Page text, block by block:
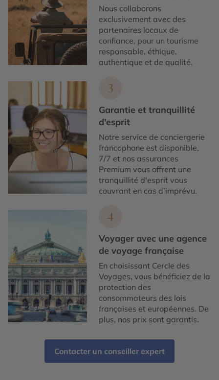
Nous collaborons
exclusivement avec des
partenaires locaux de
confiance, pour un tourisme
responsable, éthique,
authentique et de qualité.
3
Garantie et tranquillité
d'esprit
Notre service de conciergerie
francophone est disponible,
7/7 et nos assurances
Premium vous offrent une
tranquillité d'esprit vous
couvrant en cas d’imprévu.
4
Voyager avec une agence
de voyage française
En choisissant Cercle des
Voyages, vous bénéficiez de la
protection des
consommateurs des lois
françaises et européennes. De
plus, nos prix sont garantis.
Contacter un conseiller expert